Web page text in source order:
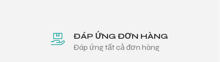
ĐÁP ỨNG ĐƠN HÀNG
Đáp ứng tất cả đơn hàng